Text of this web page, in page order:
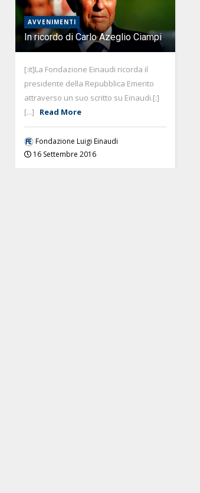
AVVENIMENTI
In ricordo di Carlo Azeglio Ciampi
[:it]La Fondazione Einaudi ricorda il
presidente della Repubblica Emerito
attraverso un suo scritto su Einaudi.[:]
[...]
Read More
Fondazione Luigi Einaudi
16 Settembre 2016